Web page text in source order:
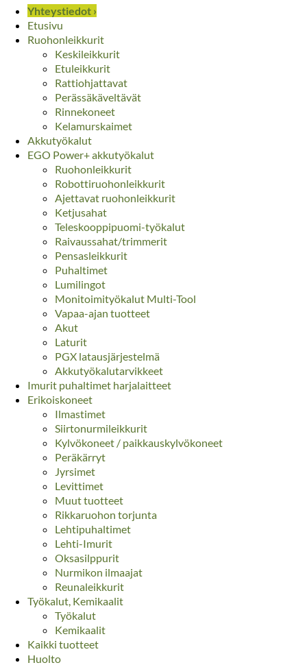
Yhteystiedot ›
Etusivu
Ruohonleikkurit
Keskileikkurit
Etuleikkurit
Rattiohjattavat
Perässäkäveltävät
Rinnekoneet
Kelamurskaimet
Akkutyökalut
EGO Power+ akkutyökalut
Ruohonleikkurit
Robottiruohonleikkurit
Ajettavat ruohonleikkurit
Ketjusahat
Teleskooppipuomi-työkalut
Raivaussahat/trimmerit
Pensasleikkurit
Puhaltimet
Lumilingot
Monitoimityökalut Multi-Tool
Vapaa-ajan tuotteet
Akut
Laturit
PGX latausjärjestelmä
Akkutyökalutarvikkeet
Imurit puhaltimet harjalaitteet
Erikoiskoneet
Ilmastimet
Siirtonurmileikkurit
Kylvökoneet / paikkauskylvökoneet
Peräkärryt
Jyrsimet
Levittimet
Muut tuotteet
Rikkaruohon torjunta
Lehtipuhaltimet
Lehti-Imurit
Oksasilppurit
Nurmikon ilmaajat
Reunaleikkurit
Työkalut, Kemikaalit
Työkalut
Kemikaalit
Kaikki tuotteet
Huolto